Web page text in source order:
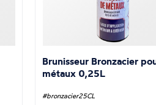
Brunisseur Bronzacier
métaux 0,25L
#bronzacier25CL